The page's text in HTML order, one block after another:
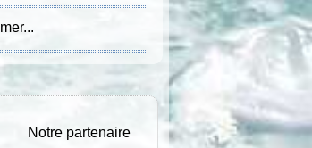
Notre partenaire